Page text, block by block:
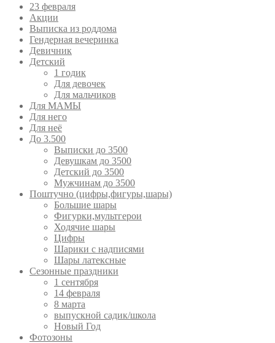
23 февраля
Акции
Выписка из роддома
Гендерная вечеринка
Девичник
Детский
1 годик
Для девочек
Для мальчиков
Для МАМЫ
Для него
Для неё
До 3.500
Выписки до 3500
Девушкам до 3500
Детский до 3500
Мужчинам до 3500
Поштучно (цифры,фигуры,шары)
Большие шары
Фигурки,мультгерои
Ходячие шары
Цифры
Шарики с надписями
Шары латексные
Сезонные праздники
1 сентября
14 февраля
8 марта
выпускной садик/школа
Новый Год
Фотозоны